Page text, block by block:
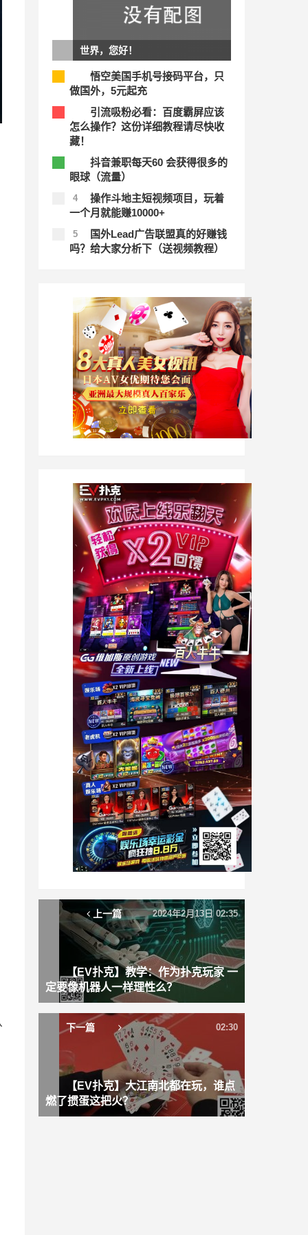
世界，您好！
悟空美国手机号接码平台，只
做国外，5元起充
引流吸粉必看：百度霸屏应该
怎么操作？这份详细教程请尽快收
藏！
抖音兼职每天60 会获得很多的
眼球（流量）
4
操作斗地主短视频项目，玩着
一个月就能赚10000+
5
国外Lead广告联盟真的好赚钱
吗？给大家分析下（送视频教程）
上一篇
【EV扑克】教学：作为扑克玩家 一
定要像机器人一样理性么？
2024年2月13日 02:35
下一篇
【EV扑克】大江南北都在玩，谁点
燃了掼蛋这把火？
02:30